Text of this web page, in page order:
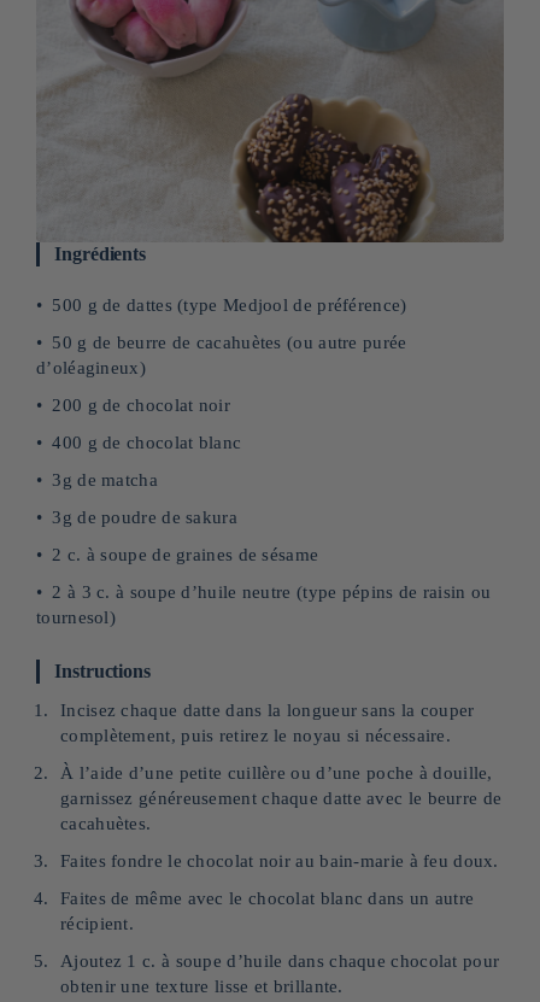
Ingrédients
500 g de dattes (type Medjool de préférence)
50 g de beurre de cacahuètes (ou autre purée
d’oléagineux)
200 g de chocolat noir
400 g de chocolat blanc
3g de matcha
3g de poudre de sakura
2 c. à soupe de graines de sésame
2 à 3 c. à soupe d’huile neutre (type pépins de raisin ou
tournesol)
Instructions
Incisez chaque datte dans la longueur sans la couper
complètement, puis retirez le noyau si nécessaire.
À l’aide d’une petite cuillère ou d’une poche à douille,
garnissez généreusement chaque datte avec le beurre de
cacahuètes.
Faites fondre le chocolat noir au bain-marie à feu doux.
Faites de même avec le chocolat blanc dans un autre
récipient.
Ajoutez 1 c. à soupe d’huile dans chaque chocolat pour
obtenir une texture lisse et brillante.